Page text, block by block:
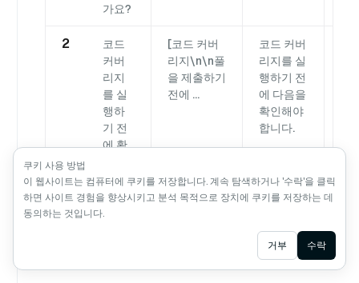
가요?
2
코드
커버
리지
를 실
행하
기 전
에 확
야 할
사항
[코드 커버
리지\n\n풀
을 제출하기
전에 ...
코드 커버
리지를 실
행하기 전
에 다음을
확인해야
합니다.
Ask AI
쿠키 사용 방법
이 웹사이트는 컴퓨터에 쿠키를 저장합니다. 계속 탐색하거나 '수락'을 클릭
하면 사이트 경험을 향상시키고 분석 목적으로 장치에 쿠키를 저장하는 데
동의하는 것입니다.
거부 수락